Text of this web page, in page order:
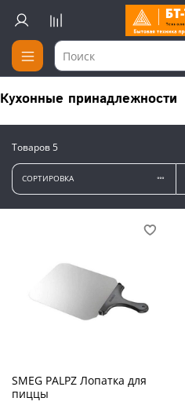
Кухонные принадлежности
Товаров5
СОРТИРОВКА
SMEG PALPZ Лопатка для
пиццы